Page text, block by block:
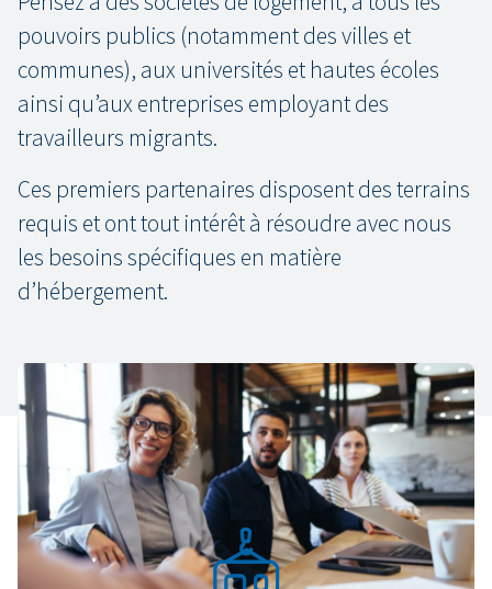
pouvoirs publics (notamment des villes et
communes), aux universités et hautes écoles
ainsi qu’aux entreprises employant des
travailleurs migrants.
Ces premiers partenaires disposent des terrains
requis et ont tout intérêt à résoudre avec nous
les besoins spécifiques en matière
d’hébergement.
La flexiconstruction en résumé
Nos bâtiments modulaires sont transformables, déplaçables